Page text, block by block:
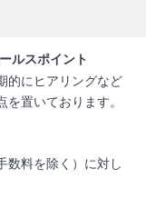
ルスポイント
的にヒアリングなど
置いております。
数料を除く）に対し